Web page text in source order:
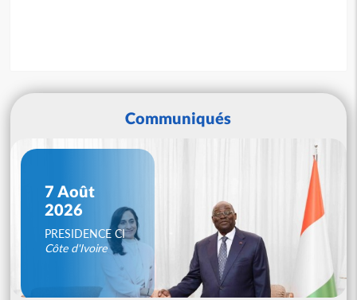
Communiqués
7 Août
2026
PRESIDENCE CI
Côte d'Ivoire